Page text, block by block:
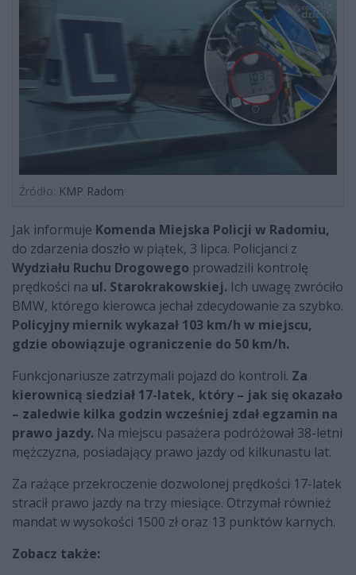
Źródło: KMP Radom
Jak informuje Komenda Miejska Policji w Radomiu,
do zdarzenia doszło w piątek, 3 lipca. Policjanci z
Wydziału Ruchu Drogowego prowadzili kontrolę
prędkości na ul. Starokrakowskiej. Ich uwagę zwróciło
BMW, którego kierowca jechał zdecydowanie za szybko.
Policyjny miernik wykazał 103 km/h w miejscu,
gdzie obowiązuje ograniczenie do 50 km/h.
Funkcjonariusze zatrzymali pojazd do kontroli. Za
kierownicą siedział 17-latek, który – jak się okazało
– zaledwie kilka godzin wcześniej zdał egzamin na
prawo jazdy. Na miejscu pasażera podróżował 38-letni
mężczyzna, posiadający prawo jazdy od kilkunastu lat.
Za rażące przekroczenie dozwolonej prędkości 17-latek
stracił prawo jazdy na trzy miesiące. Otrzymał również
mandat w wysokości 1500 zł oraz 13 punktów karnych.
Zobacz także: